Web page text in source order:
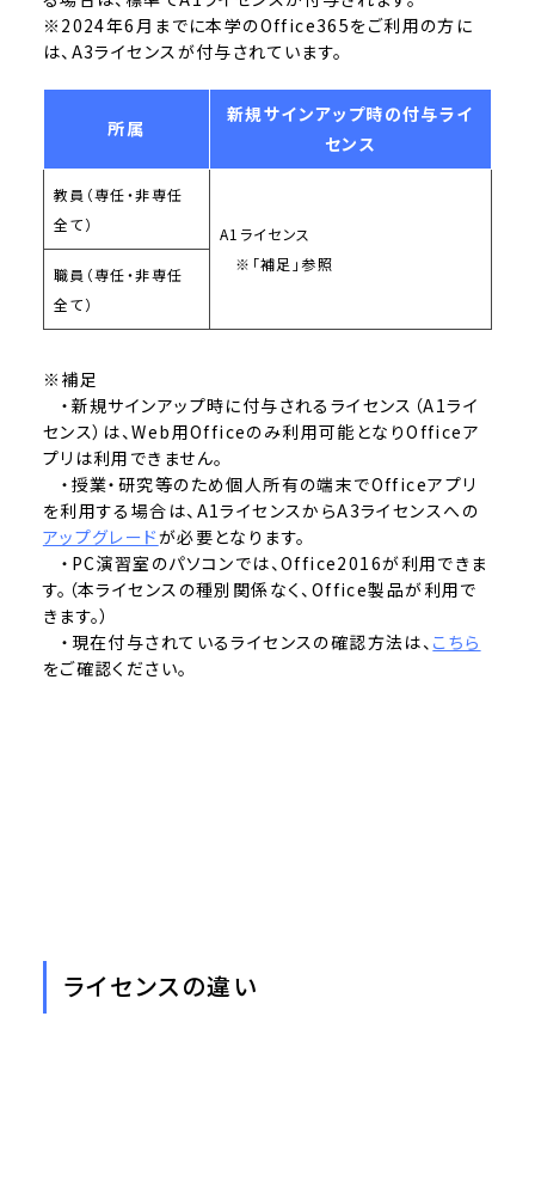
※2024年6月までに本学のOffice365をご利用の方に
は、A3ライセンスが付与されています。
所属
新規サインアップ時の付与ライ
センス
教員（専任・非専任
全て）
A1ライセンス
※「補足」参照
職員（専任・非専任
全て）
※補足
・新規サインアップ時に付与されるライセンス（A1ライ
センス）は、Web用Officeのみ利用可能となりOfficeア
プリは利用できません。
・授業・研究等のため個人所有の端末でOfficeアプリ
を利用する場合は、A1ライセンスからA3ライセンスへの
アップグレードが必要となります。
・PC演習室のパソコンでは、Office2016が利用できま
す。（本ライセンスの種別関係なく、Office製品が利用で
きます。）
・現在付与されているライセンスの確認方法は、 こちら
をご確認ください。
ライセンスの違い